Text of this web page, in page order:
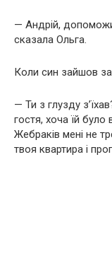
— Андрій,
сказала Ольга.
Коли син зайшов
— Ти з глузду
гостя, хоча їй
Жебраків мені не
твоя квартира і